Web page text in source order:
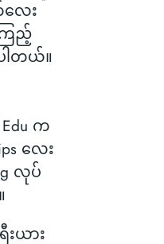
ေး
ြည့်
ါတယ်။
Edu က
လေး
လုပ်
ယား